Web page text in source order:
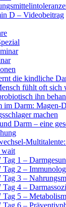
D – Videobeitrag
die kindliche
fühlt oft sich
ihn
im Darm: Magen-
machen
Darm – eine
wait
1 –
2 –
3 –
4 –
5 –
6 –